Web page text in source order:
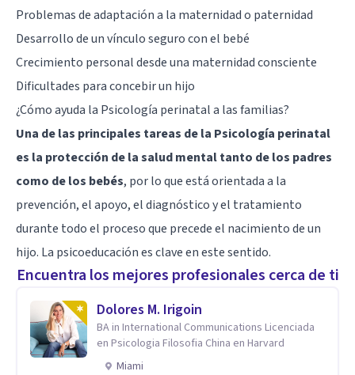
Problemas de adaptación a la maternidad o paternidad
Desarrollo de un vínculo seguro con el bebé
Crecimiento personal desde una maternidad consciente
Dificultades para concebir un hijo
¿Cómo ayuda la Psicología perinatal a las familias?
Una de las principales tareas de la Psicología perinatal
es la protección de la salud mental tanto de los padres
como de los bebés, por lo que está orientada a la
prevención, el apoyo, el diagnóstico y el tratamiento
durante todo el proceso que precede el nacimiento de un
hijo. La psicoeducación es clave en este sentido.
Encuentra los mejores profesionales cerca de ti
Dolores M. Irigoin
BA in International Communications Licenciada
en Psicologia Filosofia China en Harvard
Miami